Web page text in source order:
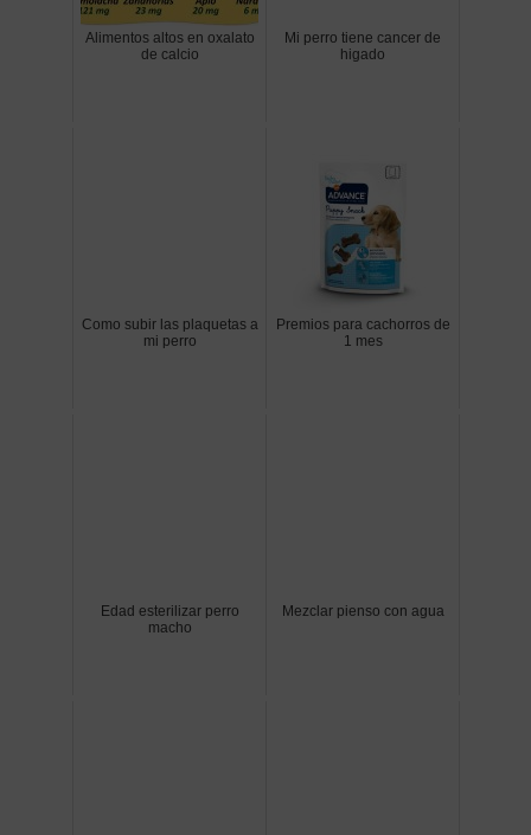
Alimentos altos en oxalato
de calcio
Mi perro tiene cancer de
higado
Como subir las plaquetas a
mi perro
Premios para cachorros de
1 mes
Edad esterilizar perro
macho
Mezclar pienso con agua